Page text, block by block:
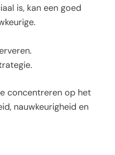
is, kan een goed
concentreren op het
nauwkeurigheid en